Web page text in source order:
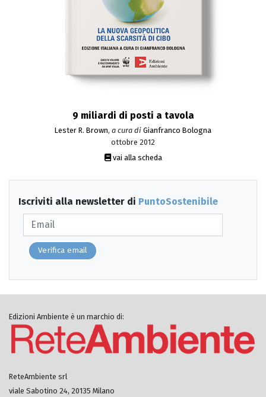
9 miliardi di posti a tavola
Lester R. Brown, a cura di Gianfranco Bologna
ottobre 2012
vai alla scheda
Iscriviti alla newsletter di PuntoSostenibile
Verifica email
Edizioni Ambiente è un marchio di:
ReteAmbiente srl
viale Sabotino 24, 20135 Milano